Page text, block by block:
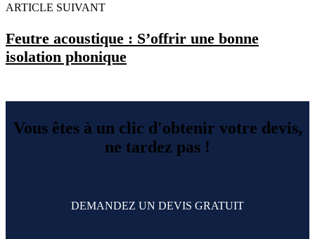
ARTICLE SUIVANT
Feutre acoustique : S’offrir une bonne
isolation phonique
Vous êtes à un clic d'obtenir votre devis,
ne tardez pas !
DEMANDEZ UN DEVIS GRATUIT